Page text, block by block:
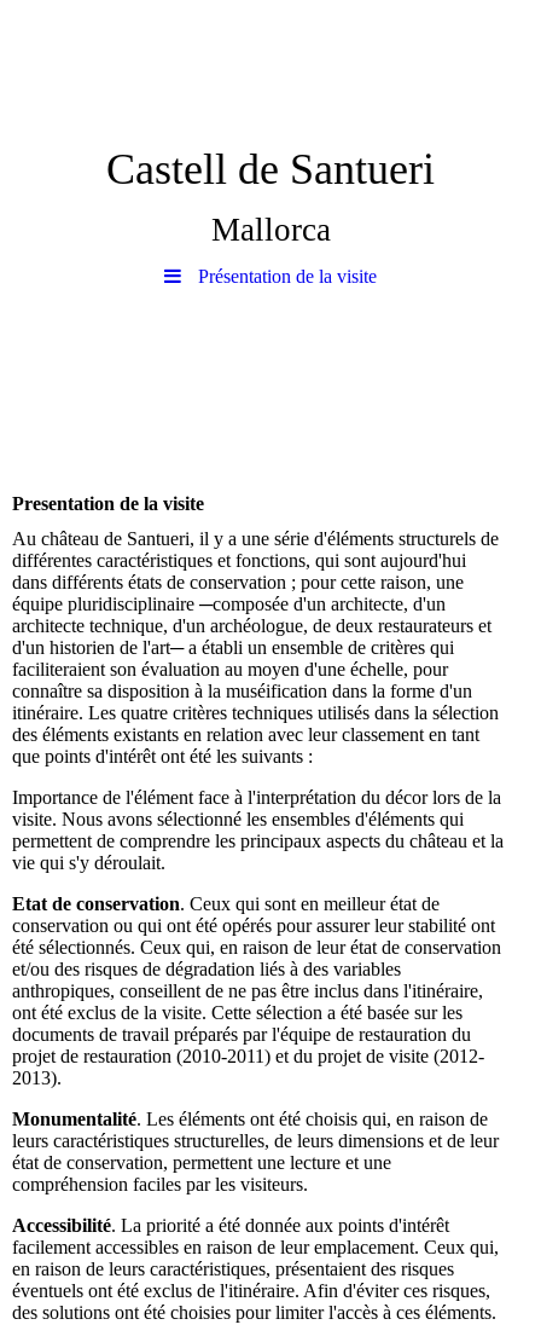
Castell de Santueri
Mallorca
Présentation de la visite
Presentation de la visite
Au château de Santueri, il y a une série d'éléments structurels de
différentes caractéristiques et fonctions, qui sont aujourd'hui
dans différents états de conservation ; pour cette raison, une
équipe pluridisciplinaire ─composée d'un architecte, d'un
architecte technique, d'un archéologue, de deux restaurateurs et
d'un historien de l'art─ a établi un ensemble de critères qui
faciliteraient son évaluation au moyen d'une échelle, pour
connaître sa disposition à la muséification dans la forme d'un
itinéraire. Les quatre critères techniques utilisés dans la sélection
des éléments existants en relation avec leur classement en tant
que points d'intérêt ont été les suivants :
Importance de l'élément face à l'interprétation du décor lors de la
visite. Nous avons sélectionné les ensembles d'éléments qui
permettent de comprendre les principaux aspects du château et la
vie qui s'y déroulait.
Etat de conservation. Ceux qui sont en meilleur état de
conservation ou qui ont été opérés pour assurer leur stabilité ont
été sélectionnés. Ceux qui, en raison de leur état de conservation
et/ou des risques de dégradation liés à des variables
anthropiques, conseillent de ne pas être inclus dans l'itinéraire,
ont été exclus de la visite. Cette sélection a été basée sur les
documents de travail préparés par l'équipe de restauration du
projet de restauration (2010-2011) et du projet de visite (2012-
2013).
Monumentalité. Les éléments ont été choisis qui, en raison de
leurs caractéristiques structurelles, de leurs dimensions et de leur
état de conservation, permettent une lecture et une
compréhension faciles par les visiteurs.
Accessibilité. La priorité a été donnée aux points d'intérêt
facilement accessibles en raison de leur emplacement. Ceux qui,
en raison de leurs caractéristiques, présentaient des risques
éventuels ont été exclus de l'itinéraire. Afin d'éviter ces risques,
des solutions ont été choisies pour limiter l'accès à ces éléments.